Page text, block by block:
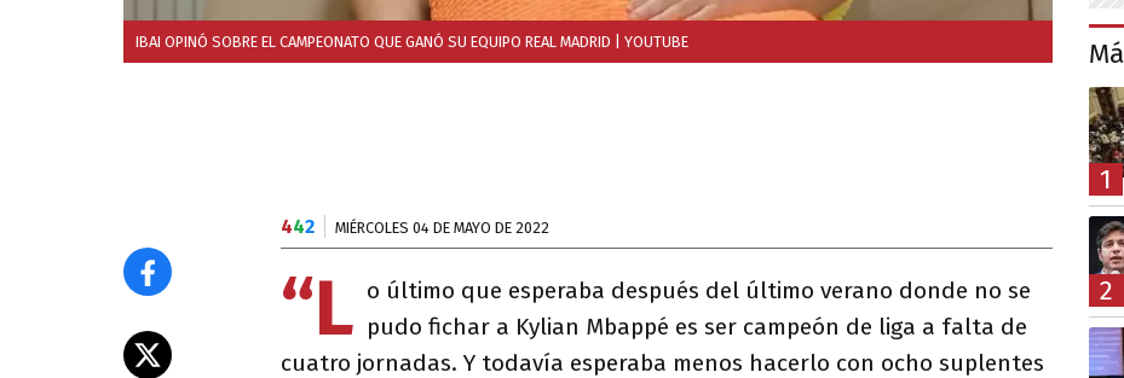
IBAI OPINÓ SOBRE EL CAMPEONATO QUE GANÓ SU EQUIPO REAL MADRID | YOUTUBE
442 MIÉRCOLES 04 DE MAYO DE 2022
“L o último que esperaba después del último verano donde no se
pudo fichar a Kylian Mbappé es ser campeón de liga a falta de
cuatro jornadas. Y todavía esperaba menos hacerlo con ocho suplentes
1
2